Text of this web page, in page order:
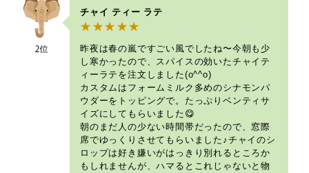
チャイ ティー ラテ
昨夜は春の嵐ですごい風でしたね〜今朝も少
し寒かったので、スパイスの効いたチャイテ
ィーラテを注文しました(o^^o)
カスタムはフォームミルク多めのシナモンパ
ウダーをトッピングで。たっぷりベンティサ
イズにしてもらいました😋
朝のまだ人の少ない時間帯だったので、窓際
席でゆっくりさせてもらいました♪チャイのシ
ロップは好き嫌いがはっきり別れるところか
もしれませんが、ハマるとこれじゃないと物